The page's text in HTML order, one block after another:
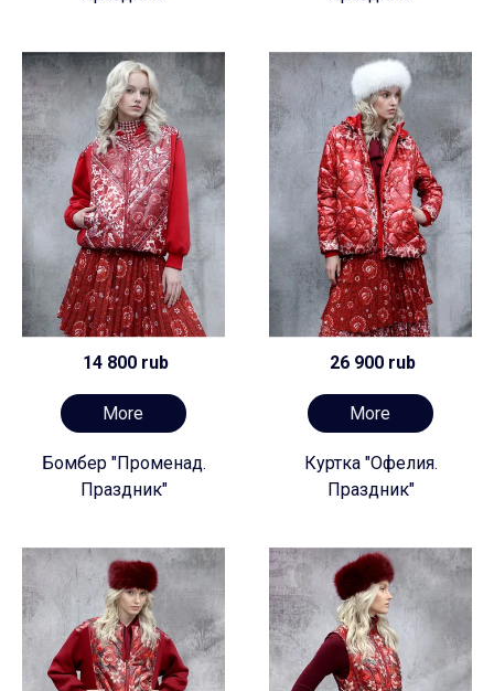
14 800 rub
More
Бомбер "Променад.
Праздник"
26 900 rub
More
Куртка "Офелия.
Праздник"